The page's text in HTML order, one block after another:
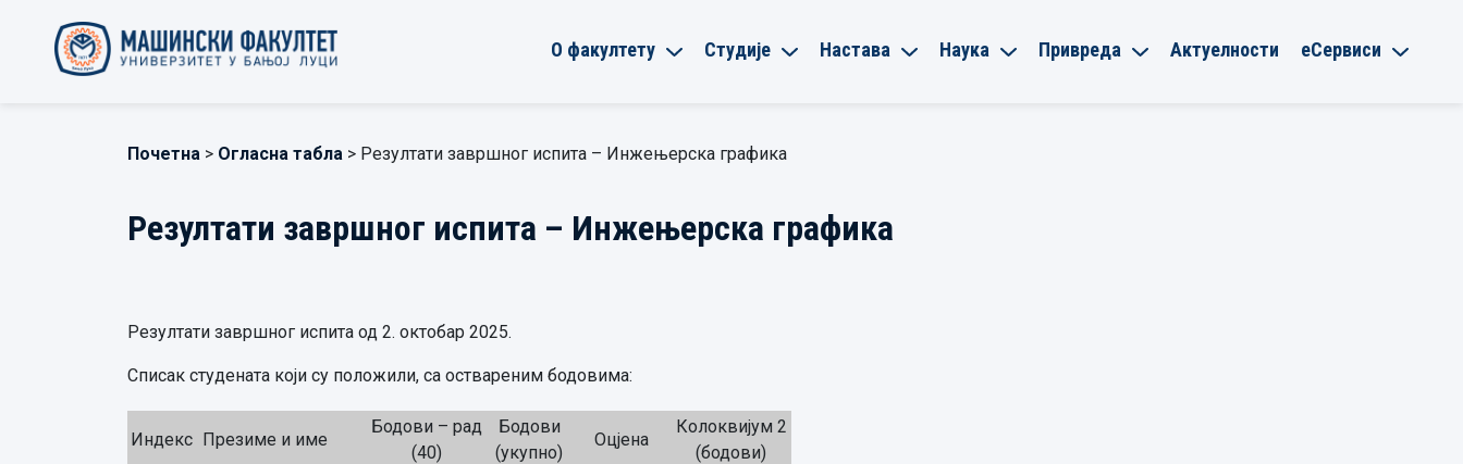
О факултету Студије Настава Наука Привреда Актуелности еСервиси
Почетна > Огласна табла > Резултати завршног испита – Инжењерска графика
Резултати завршног испита – Инжењерска графика
Резултати завршног испита од 2. октобар 2025.
Списак студената који су положили, са оствареним бодовима:
Индекс Презиме и име
Бодови – рад
(40)
Бодови
(укупно)
Оцјена
Колоквијум 2
(бодови)